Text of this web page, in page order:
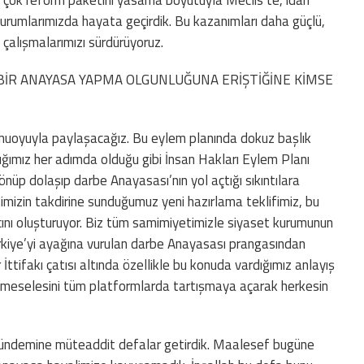
hayata geçirdik. Bu kazanımları daha güçlü,
sürdürüyoruz.
ANAYASA YAPMA OLGUNLUĞUNA ERİŞTİĞİNE KİMSE
paylaşacağız. Bu eylem planında dokuz başlık
her adımda olduğu gibi İnsan Hakları Eylem Planı
dolaşıp darbe Anayasası’nın yol açtığı sıkıntılara
takdirine sunduğumuz yeni hazırlama teklifimiz, bu
oluşturuyor. Biz tüm samimiyetimizle siyaset kurumunun
ayağına vurulan darbe Anayasası prangasından
çatısı altında özellikle bu konuda vardığımız anlayış
tüm platformlarda tartışmaya açarak herkesin
müteaddit defalar getirdik. Maalesef bugüne